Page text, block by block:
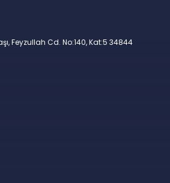
Feyzullah Cd. No:140, Kat:5 34844